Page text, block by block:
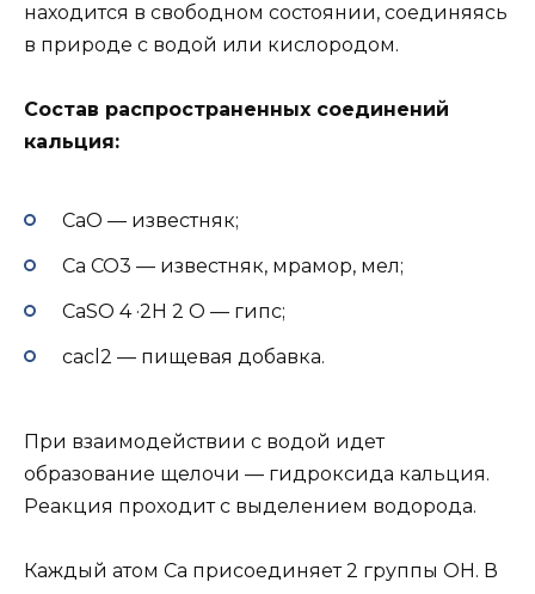
находится в свободном состоянии, соединяясь
в природе с водой или кислородом.
Состав распространенных соединений
кальция:
CaO — известняк;
Ca CO3 — известняк, мрамор, мел;
CaSO 4 ·2H 2 O — гипс;
cacl2 — пищевая добавка.
При взаимодействии с водой идет
образование щелочи — гидроксида кальция.
Реакция проходит с выделением водорода.
Каждый атом Ca присоединяет 2 группы OH. В